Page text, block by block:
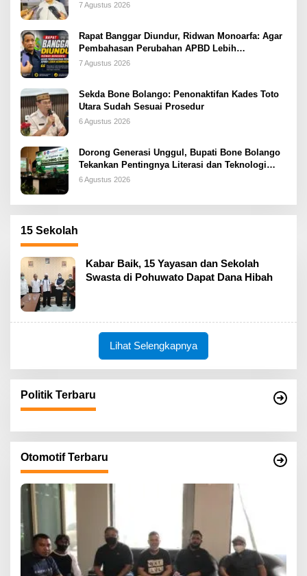
7 Agustus 2026
Rapat Banggar Diundur, Ridwan Monoarfa: Agar
Pembahasan Perubahan APBD Lebih
Komprehensif
7 Agustus 2026
Sekda Bone Bolango: Penonaktifan Kades Toto
Utara Sudah Sesuai Prosedur
6 Agustus 2026
Dorong Generasi Unggul, Bupati Bone Bolango
Tekankan Pentingnya Literasi dan Teknologi
sejak Dini
6 Agustus 2026
15 Sekolah
Kabar Baik, 15 Yayasan dan Sekolah
Swasta di Pohuwato Dapat Dana Hibah
Lihat Selengkapnya
Politik Terbaru
Otomotif Terbaru